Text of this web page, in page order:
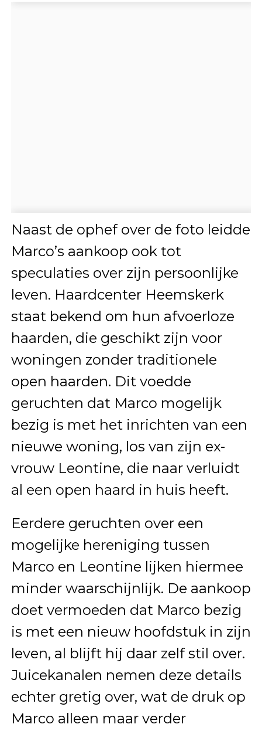
Naast de ophef over de foto leidde
Marco’s aankoop ook tot
speculaties over zijn persoonlijke
leven. Haardcenter Heemskerk
staat bekend om hun afvoerloze
haarden, die geschikt zijn voor
woningen zonder traditionele
open haarden. Dit voedde
geruchten dat Marco mogelijk
bezig is met het inrichten van een
nieuwe woning, los van zijn ex-
vrouw Leontine, die naar verluidt
al een open haard in huis heeft.
Eerdere geruchten over een
mogelijke hereniging tussen
Marco en Leontine lijken hiermee
minder waarschijnlijk. De aankoop
doet vermoeden dat Marco bezig
is met een nieuw hoofdstuk in zijn
leven, al blijft hij daar zelf stil over.
Juicekanalen nemen deze details
echter gretig over, wat de druk op
Marco alleen maar verder